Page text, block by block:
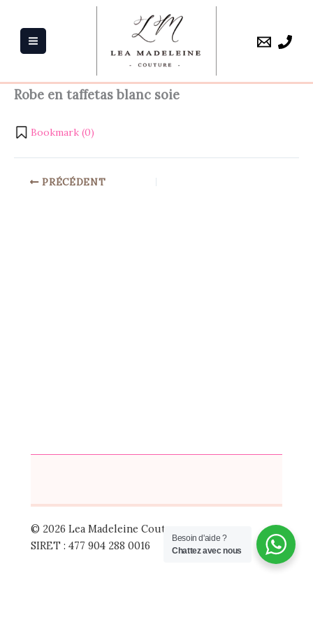
contenu
Robe en taffetas blanc soie
Bookmark (0)
PRÉCÉDENT
© 2026 Lea Madeleine Couture
SIRET : 477 904 288 0016
Besoin d'aide ?
Chattez avec nous